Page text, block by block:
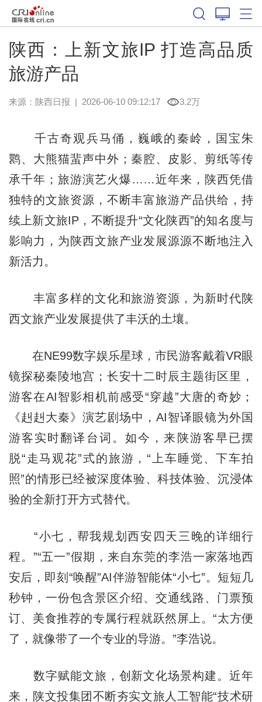
陕西：上新文旅IP 打造高品质
旅游产品
来源： 陕西日报 | 2026-06-10 09:12:17 3.2万
千古奇观兵马俑，巍峨的秦岭，国宝朱
鹮、大熊猫蜚声中外；秦腔、皮影、剪纸等传
承千年；旅游演艺火爆……近年来，陕西凭借
独特的文旅资源，不断丰富旅游产品供给，持
续上新文旅IP，不断提升“文化陕西”的知名度与
影响力，为陕西文旅产业发展源源不断地注入
新活力。
丰富多样的文化和旅游资源，为新时代陕
西文旅产业发展提供了丰沃的土壤。
在NE99数字娱乐星球，市民游客戴着VR眼
镜探秘秦陵地宫；长安十二时辰主题街区里，
游客在AI智影相机前感受“穿越”大唐的奇妙；
《赳赳大秦》演艺剧场中，AI智译眼镜为外国
游客实时翻译台词。如今，来陕游客早已摆
脱“走马观花”式的旅游，“上车睡觉、下车拍
照”的情形已经被深度体验、科技体验、沉浸体
验的全新打开方式替代。
“小七，帮我规划西安四天三晚的详细行
程。”“五一”假期，来自东莞的李浩一家落地西
安后，即刻“唤醒”AI伴游智能体“小七”。短短几
秒钟，一份包含景区介绍、交通线路、门票预
订、美食推荐的专属行程就跃然屏上。“太方便
了，就像带了一个专业的导游。”李浩说。
数字赋能文旅，创新文化场景构建。近年
来，陕文投集团不断夯实文旅人工智能“技术研